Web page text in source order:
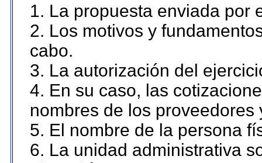
1. La propuesta enviada por
2. Los motivos y
cabo.
3. La autorización del
4. En su caso, las
nombres de los proveedores
5. El nombre de la persona
6. La unidad administrativa